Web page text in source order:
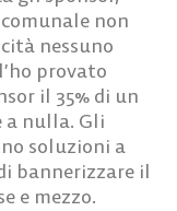
non
nessuno
provato
il 35% di un
a nulla. Gli
soluzioni a
bannerizzare il
e mezzo.